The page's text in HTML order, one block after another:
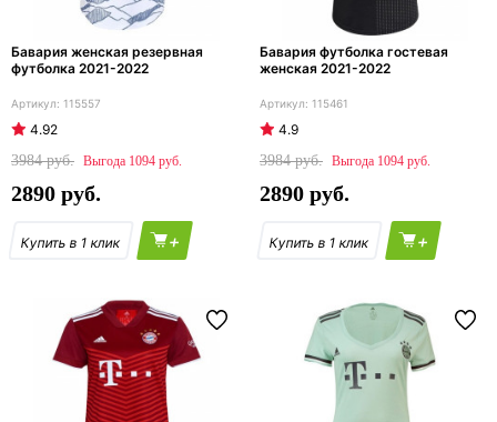
Бавария женская резервная
футболка 2021-2022
115557
4.92
3984
1094
2890
+
Бавария футболка гостевая
женская 2021-2022
115461
4.9
3984
1094
2890
+